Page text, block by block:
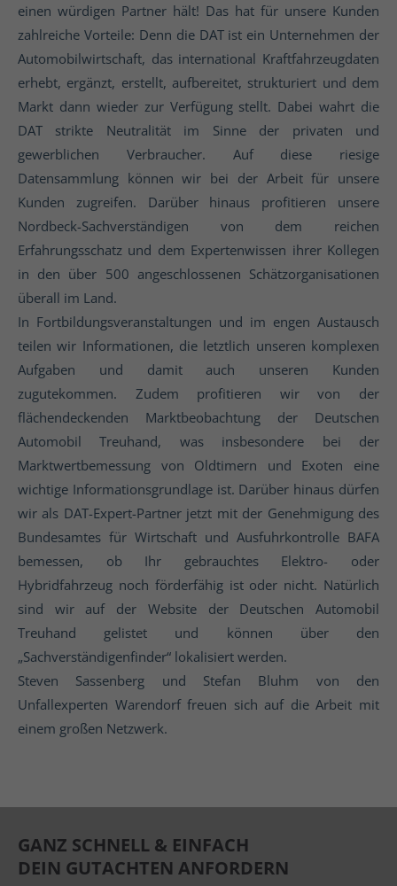
einen würdigen Partner hält! Das hat für unsere Kunden
zahlreiche Vorteile: Denn die DAT ist ein Unternehmen der
Automobilwirtschaft, das international Kraftfahrzeugdaten
erhebt, ergänzt, erstellt, aufbereitet, strukturiert und dem
Markt dann wieder zur Verfügung stellt. Dabei wahrt die
DAT strikte Neutralität im Sinne der privaten und
gewerblichen Verbraucher. Auf diese riesige
Datensammlung können wir bei der Arbeit für unsere
Kunden zugreifen. Darüber hinaus profitieren unsere
Nordbeck-Sachverständigen von dem reichen
Erfahrungsschatz und dem Expertenwissen ihrer Kollegen
in den über 500 angeschlossenen Schätzorganisationen
überall im Land.
In Fortbildungsveranstaltungen und im engen Austausch
teilen wir Informationen, die letztlich unseren komplexen
Aufgaben und damit auch unseren Kunden
zugutekommen. Zudem profitieren wir von der
flächendeckenden Marktbeobachtung der Deutschen
Automobil Treuhand, was insbesondere bei der
Marktwertbemessung von Oldtimern und Exoten eine
wichtige Informationsgrundlage ist. Darüber hinaus dürfen
wir als DAT-Expert-Partner jetzt mit der Genehmigung des
Bundesamtes für Wirtschaft und Ausfuhrkontrolle BAFA
bemessen, ob Ihr gebrauchtes Elektro- oder
Hybridfahrzeug noch förderfähig ist oder nicht. Natürlich
sind wir auf der Website der Deutschen Automobil
Treuhand gelistet und können über den
„Sachverständigenfinder“ lokalisiert werden.
Steven Sassenberg und Stefan Bluhm von den
Unfallexperten Warendorf freuen sich auf die Arbeit mit
einem großen Netzwerk.
GANZ SCHNELL & EINFACH
DEIN GUTACHTEN ANFORDERN